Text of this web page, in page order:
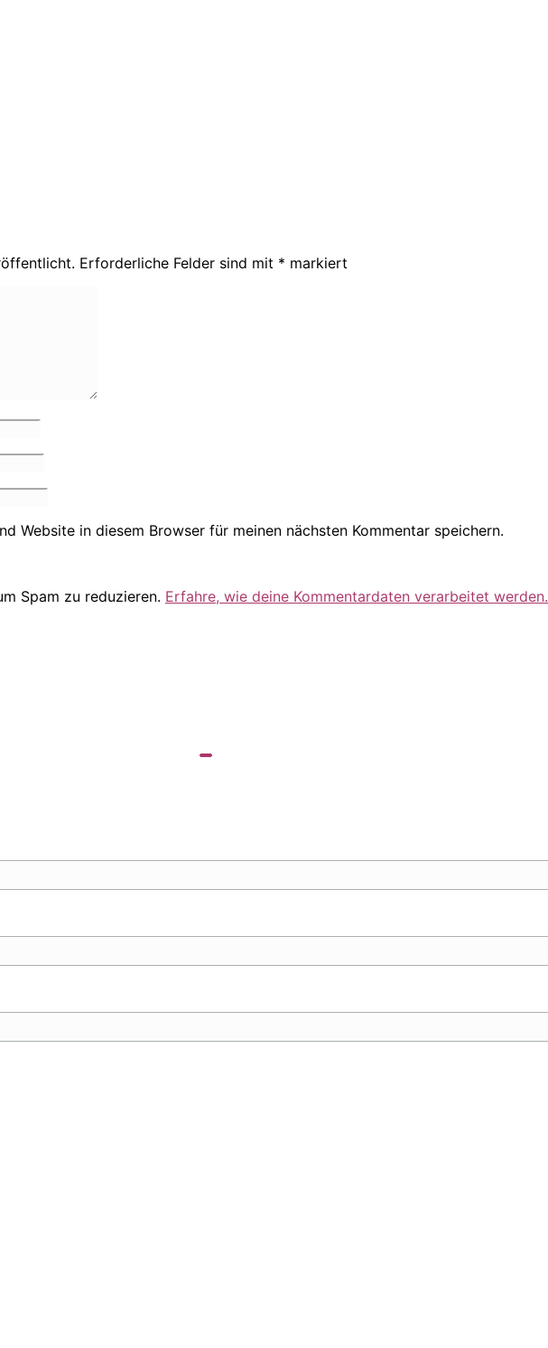
Erforderliche Felder sind mit * markiert
Website in diesem Browser für meinen nächsten Kommentar speichern.
Spam zu reduzieren. Erfahre, wie deine Kommentardaten verarbeitet werden.